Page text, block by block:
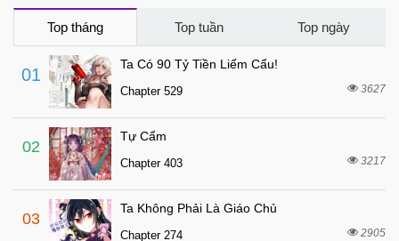
Chapter 20 4 tháng trước
Chapter 19
Chapter 18
Chapter 17
Chapter 16
Chapter 15
Chapter 14
Chapter 13
Top tháng Top tuần Top ngày
01
Ta Có 90 Tỷ Tiền Liếm Cẩu!
Chapter 529 3627
02
Tự Cẩm
Chapter 403 3217
03
Ta Không Phải Là Giáo Chủ
Chapter 274 2905